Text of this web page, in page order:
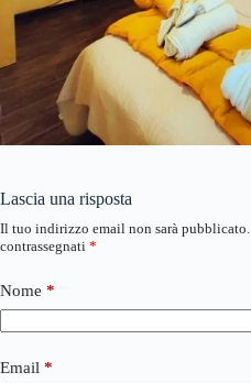
Lascia una risposta
Il tuo indirizzo email non sarà pubblicato.
contrassegnati *
Nome *
Email *